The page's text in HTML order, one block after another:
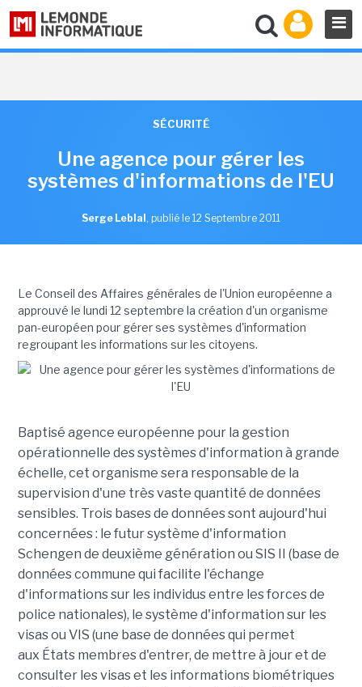
SÉCURITÉ
Une agence pour gérer les
systèmes d'informations de l'EU
Serge Leblal , publié le 12 Septembre 2011
Le Conseil des Affaires générales de l'Union européenne a
approuvé le lundi 12 septembre la création d'un organisme
pan-européen pour gérer ses systèmes d'information
regroupant les informations sur les citoyens.
Baptisé agence européenne pour la gestion
opérationnelle des systèmes d'information à grande
échelle, cet organisme sera responsable de la
supervision d'une très vaste quantité de données
sensibles. Trois bases de données sont aujourd'hui
concernées : le futur système d'information
Schengen de deuxième génération ou SIS II (base de
données commune qui facilite l'échange
d'informations sur les individus entre les forces de
police nationales), le système d'information sur les
visas ou VIS (une base de données qui permet
aux États membres d'entrer, de mettre à jour et de
consulter les visas et les informations biométriques